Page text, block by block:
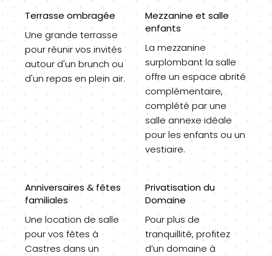
Terrasse ombragée
Une grande terrasse
pour réunir vos invités
autour d'un brunch ou
d'un repas en plein air.
Mezzanine et salle
enfants
La mezzanine
surplombant la salle
offre un espace abrité
complémentaire,
complété par une
salle annexe idéale
pour les enfants ou un
vestiaire.
Anniversaires & fêtes
familiales
Une location de salle
pour vos fêtes à
Castres dans un
Privatisation du
Domaine
Pour plus de
tranquillité, profitez
d’un domaine à